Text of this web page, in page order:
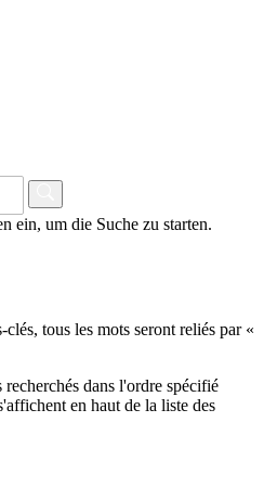
ein, um die Suche zu starten.
tous les mots seront reliés par «
dans l'ordre spécifié
en haut de la liste des